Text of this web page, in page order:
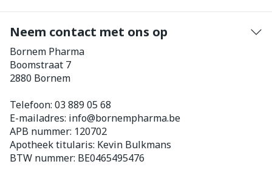
Neem contact met ons op
Bornem Pharma
Boomstraat 7
2880 Bornem
Telefoon: 03 889 05 68
E-mailadres: info@bornempharma.be
APB nummer: 120702
Apotheek titularis: Kevin Bulkmans
BTW nummer: BE0465495476